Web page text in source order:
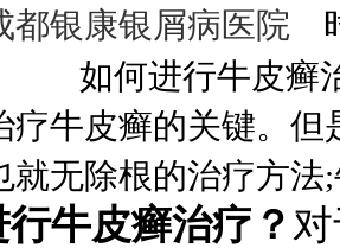
都银康银屑病医院
如何进行牛皮癣治
疗牛皮癣的关键。
就无除根的治疗方法
牛皮癣治疗？